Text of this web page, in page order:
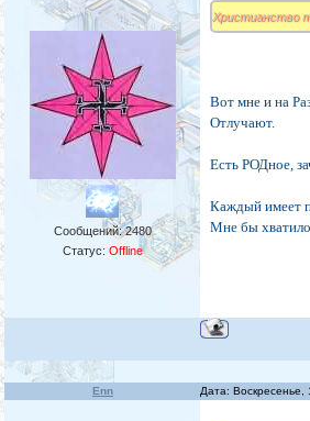
Сообщений:2480
Статус: Offline
Христианство
Вот мне и на
Отлучают.
Есть РОДное,
Каждый имеет
Мне бы
Enn Дата: